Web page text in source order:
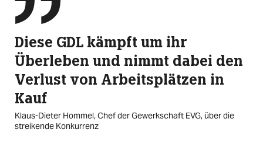
Diese GDL kämpft um ihr
Überleben und nimmt dabei den
Verlust von Arbeitsplätzen in
Kauf
Klaus-Dieter Hommel, Chef der Gewerkschaft EVG, über die
streikende Konkurrenz